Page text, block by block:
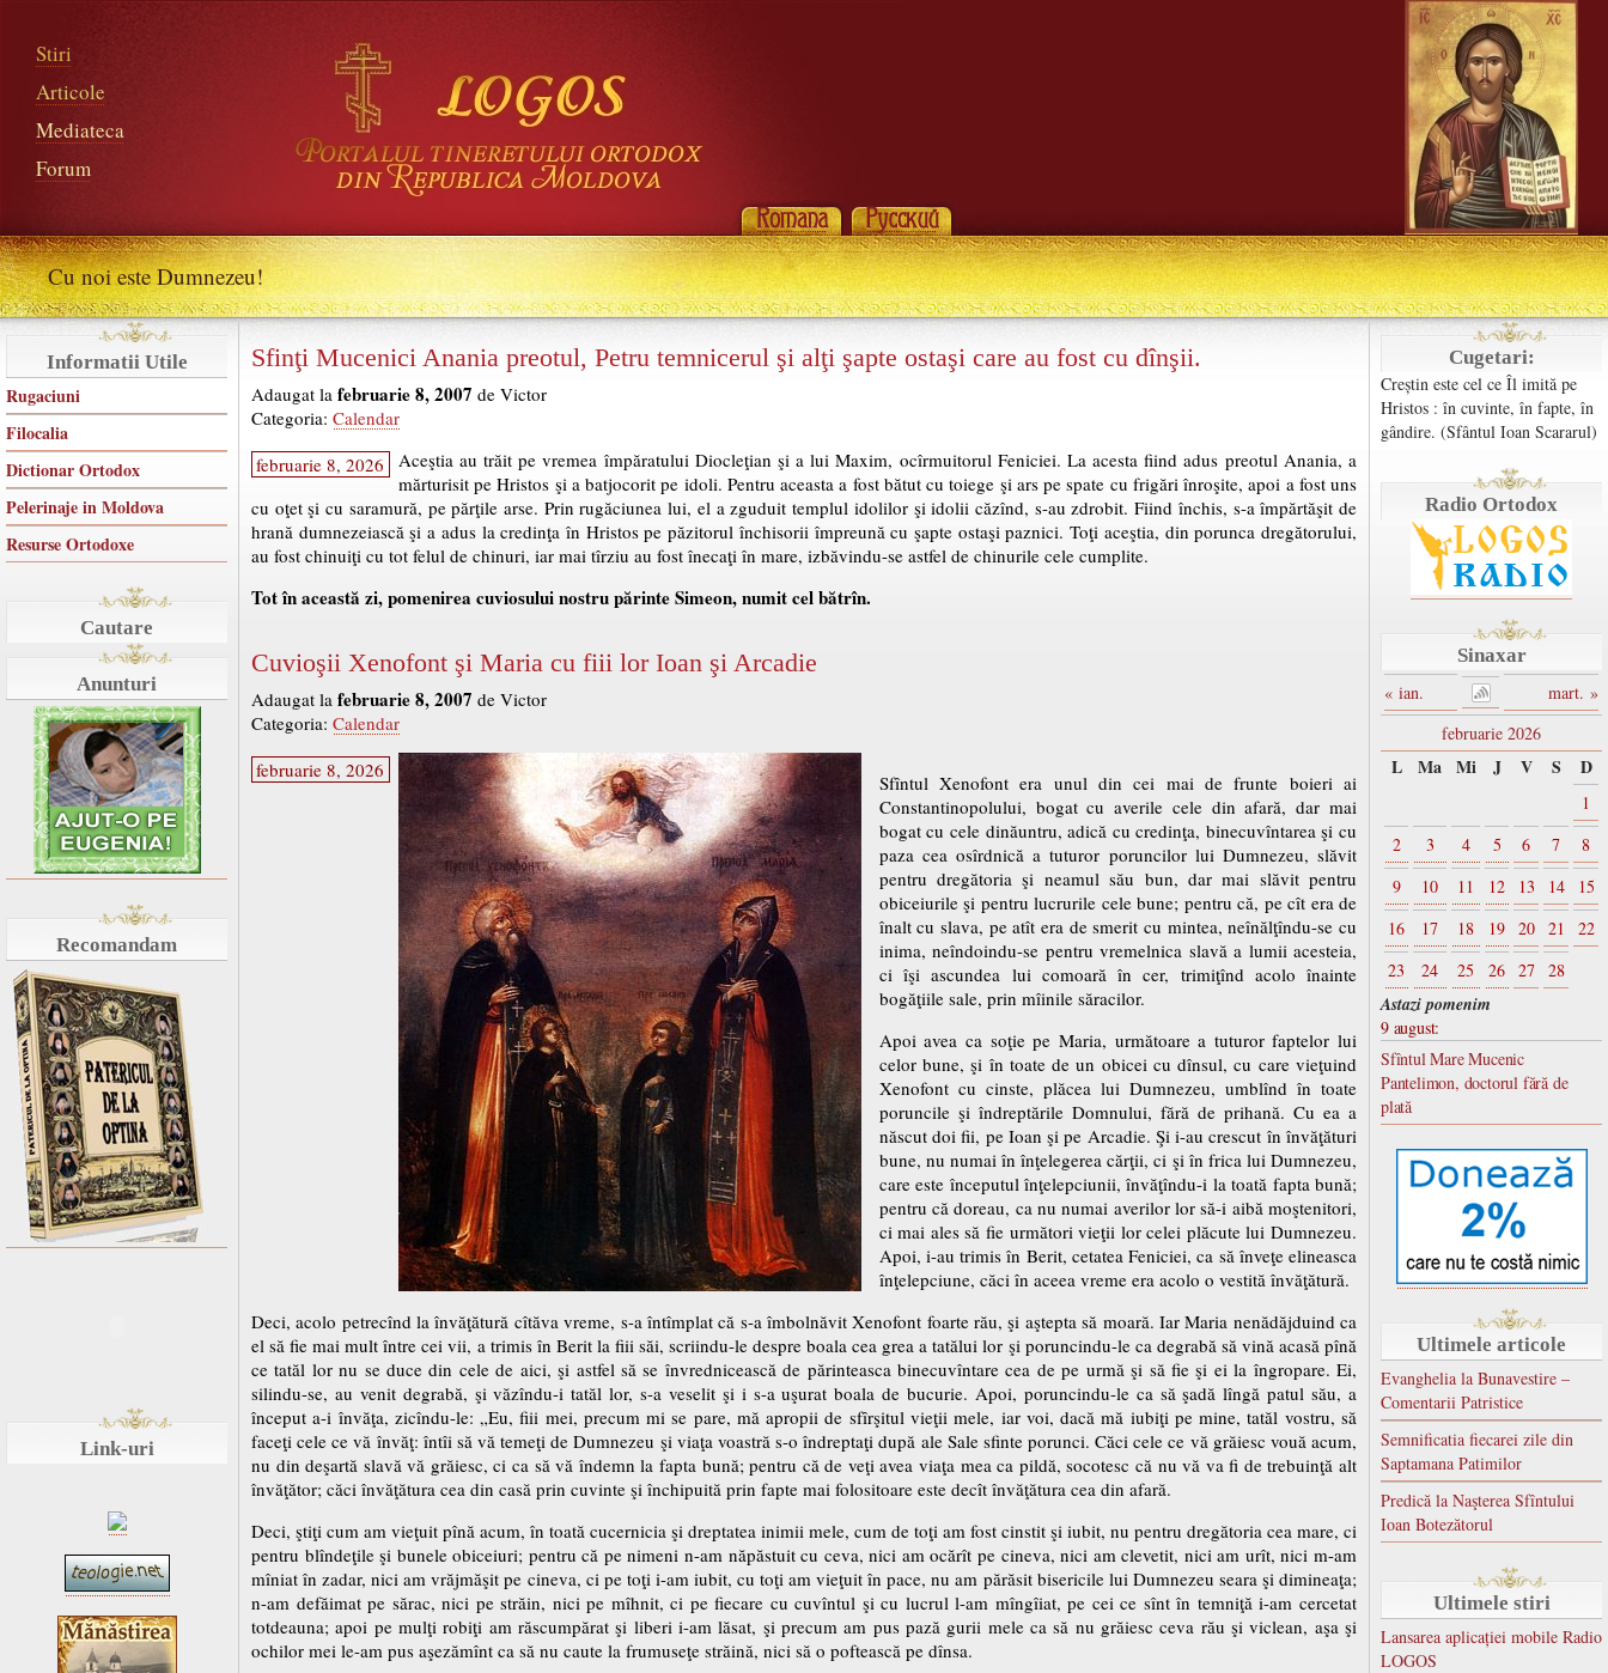
Stiri
Articole
Mediateca
Forum
Cu noi este Dumnezeu!
Informatii Utile
Rugaciuni
Filocalia
Dictionar Ortodox
Pelerinaje in Moldova
Resurse Ortodoxe
Cautare
Anunturi
Recomandam
Link-uri
Cugetari:
Creștin este cel ce Îl imită pe
Hristos : în cuvinte, în fapte, în
gândire. (Sfântul Ioan Scararul)
Radio Ortodox
Sinaxar
« ian.
mart. »
februarie 2026
L Ma Mi J V S D
1
2
3 4 5 6 7
8
9
10 11 12 13 14
15
16
17 18 19 20 21
22
23
24 25 26 27 28
Astazi pomenim
9 august:
Sfîntul Mare Mucenic
Pantelimon, doctorul fără de
plată
Ultimele articole
Evanghelia la Bunavestire –
Comentarii Patristice
Semnificatia fiecarei zile din
Saptamana Patimilor
Predică la Naşterea Sfîntului
Ioan Botezătorul
Ultimele stiri
Lansarea aplicației mobile Radio
LOGOS
Sfinţi Mucenici Anania preotul, Petru temnicerul şi alţi şapte ostaşi care au fost cu dînşii.
Adaugat la februarie 8, 2007 de Victor
Categoria: Calendar
februarie 8, 2026
Aceştia au trăit pe vremea împăratului Diocleţian şi a lui Maxim, ocîrmuitorul Feniciei. La acesta fiind adus preotul Anania, a
mărturisit pe Hristos şi a batjocorit pe idoli. Pentru aceasta a fost bătut cu toiege şi ars pe spate cu frigări înroşite, apoi a fost uns
cu oţet şi cu saramură, pe părţile arse. Prin rugăciunea lui, el a zguduit templul idolilor şi idolii căzînd, s-au zdrobit. Fiind închis, s-a împărtăşit de
hrană dumnezeiască şi a adus la credinţa în Hristos pe păzitorul închisorii împreună cu şapte ostaşi paznici. Toţi aceştia, din porunca dregătorului,
au fost chinuiţi cu tot felul de chinuri, iar mai tîrziu au fost înecaţi în mare, izbăvindu-se astfel de chinurile cele cumplite.
Tot în această zi, pomenirea cuviosului nostru părinte Simeon, numit cel bătrîn.
Cuvioşii Xenofont şi Maria cu fiii lor Ioan şi Arcadie
Adaugat la februarie 8, 2007 de Victor
Categoria: Calendar
februarie 8, 2026
Sfîntul Xenofont era unul din cei mai de frunte boieri ai
Constantinopolului, bogat cu averile cele din afară, dar mai
bogat cu cele dinăuntru, adică cu credinţa, binecuvîntarea şi cu
paza cea osîrdnică a tuturor poruncilor lui Dumnezeu, slăvit
pentru dregătoria şi neamul său bun, dar mai slăvit pentru
obiceiurile şi pentru lucrurile cele bune; pentru că, pe cît era de
înalt cu slava, pe atît era de smerit cu mintea, neînălţîndu-se cu
inima, neîndoindu-se pentru vremelnica slavă a lumii acesteia,
ci îşi ascundea lui comoară în cer, trimiţînd acolo înainte
bogăţiile sale, prin mîinile săracilor.
Apoi avea ca soţie pe Maria, următoare a tuturor faptelor lui
celor bune, şi în toate de un obicei cu dînsul, cu care vieţuind
Xenofont cu cinste, plăcea lui Dumnezeu, umblînd în toate
poruncile şi îndreptările Domnului, fără de prihană. Cu ea a
născut doi fii, pe Ioan şi pe Arcadie. Şi i-au crescut în învăţături
bune, nu numai în înţelegerea cărţii, ci şi în frica lui Dumnezeu,
care este începutul înţelepciunii, învăţîndu-i la toată fapta bună;
pentru că doreau, ca nu numai averilor lor să-i aibă moştenitori,
ci mai ales să fie următori vieţii lor celei plăcute lui Dumnezeu.
Apoi, i-au trimis în Berit, cetatea Feniciei, ca să înveţe elineasca
înţelepciune, căci în aceea vreme era acolo o vestită învăţătură.
Deci, acolo petrecînd la învăţătură cîtăva vreme, s-a întîmplat că s-a îmbolnăvit Xenofont foarte rău, şi aştepta să moară. Iar Maria nenădăjduind ca
el să fie mai mult între cei vii, a trimis în Berit la fiii săi, scriindu-le despre boala cea grea a tatălui lor şi poruncindu-le ca degrabă să vină acasă pînă
ce tatăl lor nu se duce din cele de aici, şi astfel să se învrednicească de părinteasca binecuvîntare cea de pe urmă şi să fie şi ei la îngropare. Ei,
silindu-se, au venit degrabă, şi văzîndu-i tatăl lor, s-a veselit şi i s-a uşurat boala de bucurie. Apoi, poruncindu-le ca să şadă lîngă patul său, a
început a-i învăţa, zicîndu-le: „Eu, fiii mei, precum mi se pare, mă apropii de sfîrşitul vieţii mele, iar voi, dacă mă iubiţi pe mine, tatăl vostru, să
faceţi cele ce vă învăţ: întîi să vă temeţi de Dumnezeu şi viaţa voastră s-o îndreptaţi după ale Sale sfinte porunci. Căci cele ce vă grăiesc vouă acum,
nu din deşartă slavă vă grăiesc, ci ca să vă îndemn la fapta bună; pentru că de veţi avea viaţa mea ca pildă, socotesc că nu vă va fi de trebuinţă alt
învăţător; căci învăţătura cea din casă prin cuvinte şi închipuită prin fapte mai folositoare este decît învăţătura cea din afară.
Deci, ştiţi cum am vieţuit pînă acum, în toată cucernicia şi dreptatea inimii mele, cum de toţi am fost cinstit şi iubit, nu pentru dregătoria cea mare, ci
pentru blîndeţile şi bunele obiceiuri; pentru că pe nimeni n-am năpăstuit cu ceva, nici am ocărît pe cineva, nici am clevetit, nici am urît, nici m-am
mîniat în zadar, nici am vrăjmăşit pe cineva, ci pe toţi i-am iubit, cu toţi am vieţuit în pace, nu am părăsit bisericile lui Dumnezeu seara şi dimineaţa;
n-am defăimat pe sărac, nici pe străin, nici pe mîhnit, ci pe fiecare cu cuvîntul şi cu lucrul l-am mîngîiat, pe cei ce sînt în temniţă i-am cercetat
totdeauna; apoi pe mulţi robiţi am răscumpărat şi liberi i-am lăsat, şi precum am pus pază gurii mele ca să nu grăiesc ceva rău şi viclean, aşa şi
ochilor mei le-am pus aşezămînt ca să nu caute la frumuseţe străină, nici să o poftească pe dînsa.